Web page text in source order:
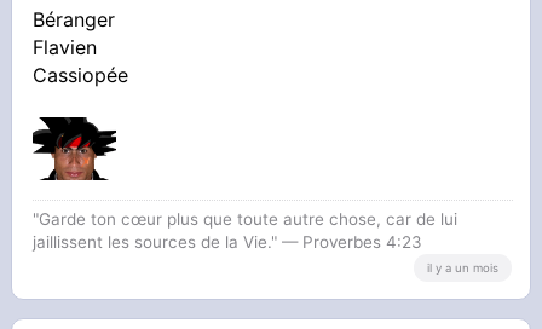
Béranger
Flavien
Cassiopée
"Garde ton cœur plus que toute autre chose, car de lui
jaillissent les sources de la Vie." — Proverbes 4:23
il y a un mois